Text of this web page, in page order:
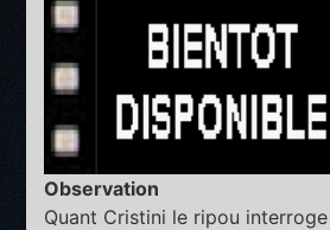
Observation
Quant Cristini le ripou